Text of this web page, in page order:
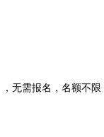
无需报名，名额不